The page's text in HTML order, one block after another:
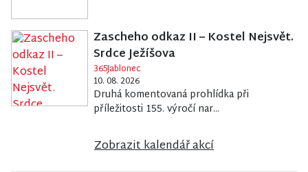
Zascheho odkaz II – Kostel Nejsvět.
Srdce Ježíšova
365Jablonec
10. 08. 2026
Druhá komentovaná prohlídka při
příležitosti 155. výročí nar...
Zobrazit kalendář akcí